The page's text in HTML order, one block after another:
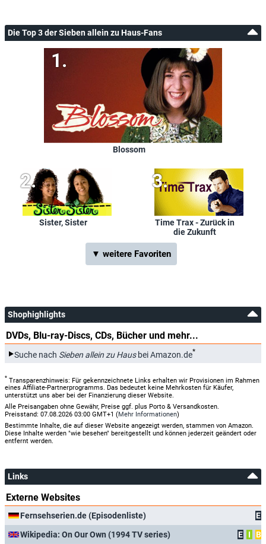
Die Top 3 der Sieben allein zu Haus-Fans
Blossom
Sister, Sister
Time Trax - Zurück in
die Zukunft
▼ weitere Favoriten
Shophighlights
DVDs, Blu-ray-Discs, CDs, Bücher und mehr...
Suche nach Sieben allein zu Hausbei Amazon.de*
* Transparenzhinweis: Für gekennzeichnete Links erhalten wir Provisionen im Rahmen
eines Affiliate-Partnerprogramms. Das bedeutet keine Mehrkosten für Käufer,
unterstützt uns aber bei der Finanzierung dieser Website.
Alle Preisangaben ohne Gewähr, Preise ggf. plus Porto & Versandkosten.
Preisstand: 07.08.2026 03:00 GMT+1 (Mehr Informationen)
Bestimmte Inhalte, die auf dieser Website angezeigt werden, stammen von Amazon.
Diese Inhalte werden "wie besehen" bereitgestellt und können jederzeit geändert oder
entfernt werden.
Links
Externe Websites
Fernsehserien.de (Episodenliste)
E
Wikipedia: On Our Own (1994 TV series)
E I
B